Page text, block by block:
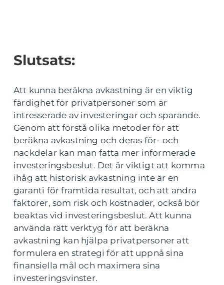
Slutsats:
Att kunna beräkna avkastning är en viktig
färdighet för privatpersoner som är
intresserade av investeringar och sparande.
Genom att förstå olika metoder för att
beräkna avkastning och deras för- och
nackdelar kan man fatta mer informerade
investeringsbeslut. Det är viktigt att komma
ihåg att historisk avkastning inte är en
garanti för framtida resultat, och att andra
faktorer, som risk och kostnader, också bör
beaktas vid investeringsbeslut. Att kunna
använda rätt verktyg för att beräkna
avkastning kan hjälpa privatpersoner att
formulera en strategi för att uppnå sina
finansiella mål och maximera sina
investeringsvinster.